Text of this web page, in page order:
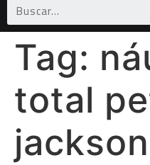
Tag:
total
jackson